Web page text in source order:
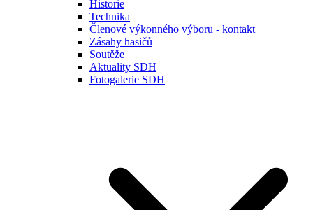
Historie
Technika
Členové výkonného výboru - kontakt
Zásahy hasičů
Soutěže
Aktuality SDH
Fotogalerie SDH